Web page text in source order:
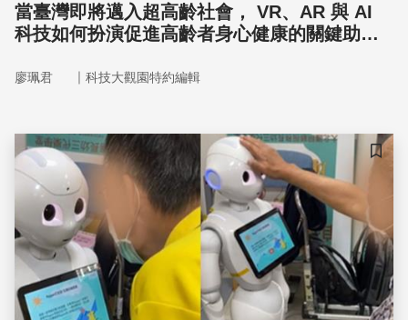
當臺灣即將邁入超高齡社會， VR、AR 與 AI
科技如何扮演促進高齡者身心健康的關鍵助
廖珮君 ｜ 科技大觀園特約編輯
儲存